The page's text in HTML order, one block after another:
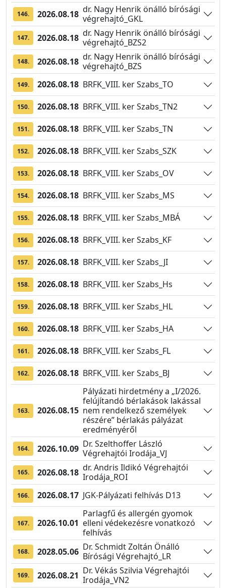
146. 2026.08.18 dr. Nagy Henrik önálló bírósági
végrehajtó_GKL
147. 2026.08.18 dr. Nagy Henrik önálló bírósági
végrehajtó_BZS2
148. 2026.08.18 dr. Nagy Henrik önálló bírósági
végrehajtó_BZS
149. 2026.08.18 BRFK_VIII. ker Szabs_TO
150. 2026.08.18 BRFK_VIII. ker Szabs_TN2
151. 2026.08.18 BRFK_VIII. ker Szabs_TN
152. 2026.08.18 BRFK_VIII. ker Szabs_SZK
153. 2026.08.18 BRFK_VIII. ker Szabs_OV
154. 2026.08.18 BRFK_VIII. ker Szabs_MS
155. 2026.08.18 BRFK_VIII. ker Szabs_MBÁ
156. 2026.08.18 BRFK_VIII. ker Szabs_KF
157. 2026.08.18 BRFK_VIII. ker Szabs_JI
158. 2026.08.18 BRFK_VIII. ker Szabs_Hs
159. 2026.08.18 BRFK_VIII. ker Szabs_HL
160. 2026.08.18 BRFK_VIII. ker Szabs_HA
161. 2026.08.18 BRFK_VIII. ker Szabs_FL
162. 2026.08.18 BRFK_VIII. ker Szabs_BJ
163. 2026.08.15
Pályázati hirdetmény a „I/2026.
felújítandó bérlakások lakással
nem rendelkező személyek
részére” bérlakás pályázat
eredményéről
164. 2026.10.09 Dr. Szelthoffer László
Végrehajtói Irodája_VJ
165. 2026.08.18 dr. Andris Ildikó Végrehajtói
Irodája_ROI
166. 2026.08.17 JGK-Pályázati felhívás D13
167. 2026.10.01
Parlagfű és allergén gyomok
elleni védekezésre vonatkozó
felhívás
168. 2028.05.06 Dr. Schmidt Zoltán Önálló
Bírósági Végrehajtó_LR
169. 2026.08.21 Dr. Vékás Szilvia Végrehajtói
Irodája_VN2